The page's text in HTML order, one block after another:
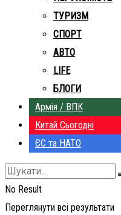
ТУРИЗМ
СПОРТ
АВТО
LIFE
БЛОГИ
Армія / ВПК
Китай Сьогодні
ЄС та НАТО
No Result
Переглянути всі результати